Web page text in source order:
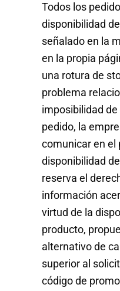
Todos los
disponibilidad
señalado en la
en la propia
una rotura de
problema
imposibilidad
pedido, la
comunicar en el
disponibilidad
reserva el
información
virtud de la
producto,
alternativo de
superior al
código de